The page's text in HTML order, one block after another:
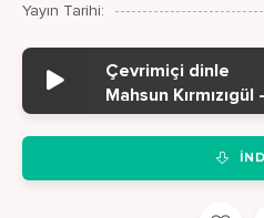
Yayın Tarihi:
Çevrimiçi dinle
Mahsun